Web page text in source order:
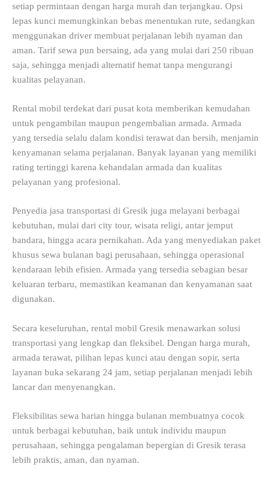
setiap permintaan dengan harga murah dan terjangkau. Opsi
lepas kunci memungkinkan bebas menentukan rute, sedangkan
menggunakan driver membuat perjalanan lebih nyaman dan
aman. Tarif sewa pun bersaing, ada yang mulai dari 250 ribuan
saja, sehingga menjadi alternatif hemat tanpa mengurangi
kualitas pelayanan.
Rental mobil terdekat dari pusat kota memberikan kemudahan
untuk pengambilan maupun pengembalian armada. Armada
yang tersedia selalu dalam kondisi terawat dan bersih, menjamin
kenyamanan selama perjalanan. Banyak layanan yang memiliki
rating tertinggi karena kehandalan armada dan kualitas
pelayanan yang profesional.
Penyedia jasa transportasi di Gresik juga melayani berbagai
kebutuhan, mulai dari city tour, wisata religi, antar jemput
bandara, hingga acara pernikahan. Ada yang menyediakan paket
khusus sewa bulanan bagi perusahaan, sehingga operasional
kendaraan lebih efisien. Armada yang tersedia sebagian besar
keluaran terbaru, memastikan keamanan dan kenyamanan saat
digunakan.
Secara keseluruhan, rental mobil Gresik menawarkan solusi
transportasi yang lengkap dan fleksibel. Dengan harga murah,
armada terawat, pilihan lepas kunci atau dengan sopir, serta
layanan buka sekarang 24 jam, setiap perjalanan menjadi lebih
lancar dan menyenangkan.
Fleksibilitas sewa harian hingga bulanan membuatnya cocok
untuk berbagai kebutuhan, baik untuk individu maupun
perusahaan, sehingga pengalaman bepergian di Gresik terasa
lebih praktis, aman, dan nyaman.